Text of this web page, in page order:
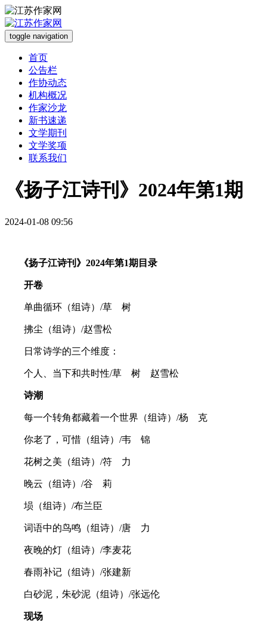
toggle navigation
首页
公告栏
作协动态
机构概况
作家沙龙
新书速递
文学期刊
文学奖项
联系我们
《扬子江诗刊》2024年第1期
2024-01-08 09:56
《扬子江诗刊》2024年第1期目录
开卷
单曲循环（组诗）/草 树
拂尘（组诗）/赵雪松
日常诗学的三个维度：
个人、当下和共时性/草 树 赵雪松
诗潮
每一个转角都藏着一个世界（组诗）/杨 克
你老了，可惜（组诗）/韦 锦
花树之美（组诗）/符 力
晚云（组诗）/谷 莉
埙（组诗）/布兰臣
词语中的鸟鸣（组诗）/唐 力
夜晚的灯（组诗）/李麦花
春雨补记（组诗）/张建新
白砂泥，朱砂泥（组诗）/张远伦
现场